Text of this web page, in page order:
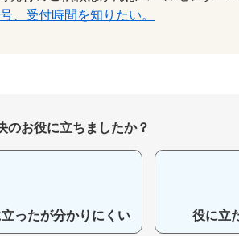
、受付時間を知りたい。
のお役に立ちましたか？
ったが分かりにくい 役に立